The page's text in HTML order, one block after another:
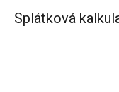
Splátková